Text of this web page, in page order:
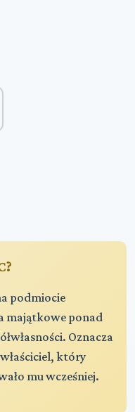
podmiocie
majątkowe ponad
Oznacza
który
mu wcześniej.